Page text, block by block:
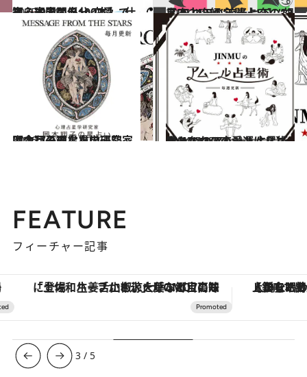
2025.9.28
【心理テスト100本】で知る本当の自分 恋愛、仕事、人間関係…
占い 2023.12.16
【2024年の年間占い】“視える占い師”流光七奈の12星座占い
占い
2026.7.31
【今月のあなたの運勢は？】心理占星学研究家 岡本翔子の星占い
占い 2024.6.15
【あなたの恋愛運は？】JINMUのアムール占星術 愛とエロスのジンムリズム
占い
FEATURE
フィーチャー記事
「土佐和ハーブかき氷」がOMO7高知に登場！生姜、山椒、大葉など目にも舌にも涼を呼ぶ郷土の味 【銀座で出合う最旬美容】美髪ケアや上
3 / 5